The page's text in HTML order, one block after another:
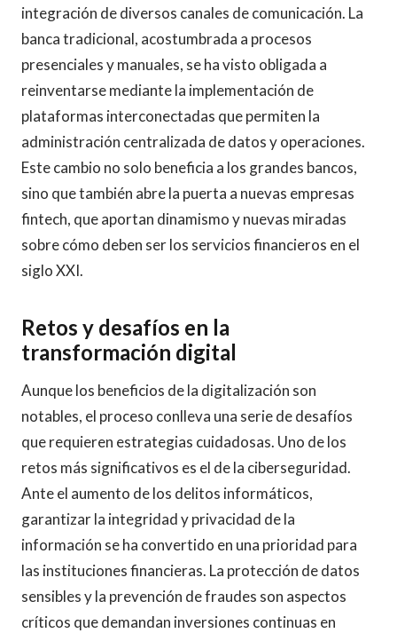
integración de diversos canales de comunicación. La
banca tradicional, acostumbrada a procesos
presenciales y manuales, se ha visto obligada a
reinventarse mediante la implementación de
plataformas interconectadas que permiten la
administración centralizada de datos y operaciones.
Este cambio no solo beneficia a los grandes bancos,
sino que también abre la puerta a nuevas empresas
fintech, que aportan dinamismo y nuevas miradas
sobre cómo deben ser los servicios financieros en el
siglo XXI.
Retos y desafíos en la
transformación digital
Aunque los beneficios de la digitalización son
notables, el proceso conlleva una serie de desafíos
que requieren estrategias cuidadosas. Uno de los
retos más significativos es el de la ciberseguridad.
Ante el aumento de los delitos informáticos,
garantizar la integridad y privacidad de la
información se ha convertido en una prioridad para
las instituciones financieras. La protección de datos
sensibles y la prevención de fraudes son aspectos
críticos que demandan inversiones continuas en